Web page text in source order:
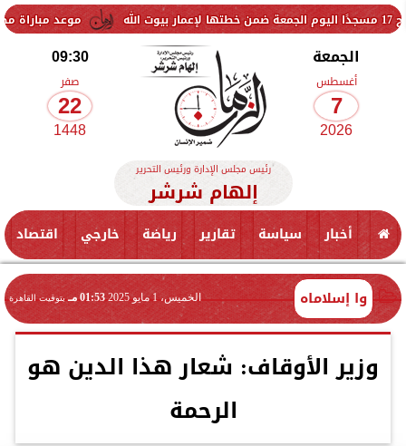
موعد مباراة مصر وإسبانيا في
الجمعة
أغسطس
7
2026
09:30
صفر
22
1448
رئيس مجلس الإدارة ورئيس التحرير
إلهام شرشر
أخبار سياسة تقارير رياضة خارجي اقتصاد
وا إسلاماه الخميس، 1 مايو 2025 01:53 مـ بتوقيت القاهرة
وزير الأوقاف: شعار هذا الدين هو
الرحمة